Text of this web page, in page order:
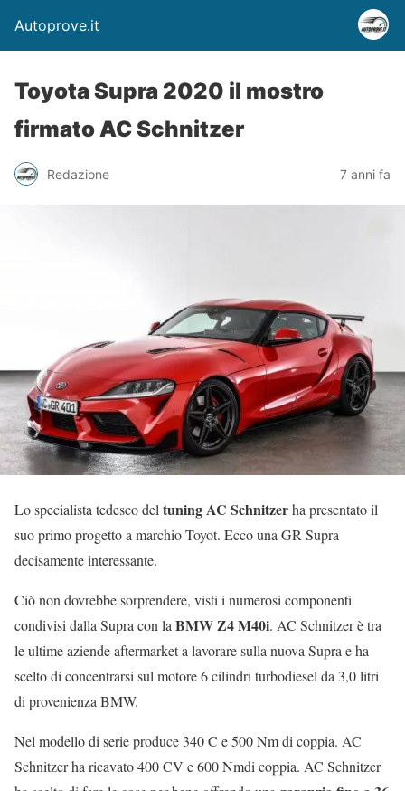
Autoprove.it
Toyota Supra 2020 il mostro
firmato AC Schnitzer
Redazione 7 anni fa
Lo specialista tedesco del tuning AC Schnitzerha presentato il
suo primo progetto a marchio Toyot. Ecco una GR Supra
decisamente interessante.
Ciò non dovrebbe sorprendere, visti i numerosi componenti
condivisi dalla Supra con la BMW Z4 M40i. AC Schnitzer è tra
le ultime aziende aftermarket a lavorare sulla nuova Supra e ha
scelto di concentrarsi sul motore 6 cilindri turbodiesel da 3,0 litri
di provenienza BMW.
Nel modello di serie produce 340 C e 500 Nm di coppia. AC
Schnitzer ha ricavato 400 CV e 600 Nmdi coppia. AC Schnitzer